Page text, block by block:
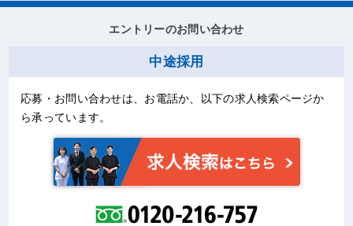
エントリーのお問い合わせ
中途採用
応募・お問い合わせは、お電話か、以下の求人検索ページか
ら承っています。